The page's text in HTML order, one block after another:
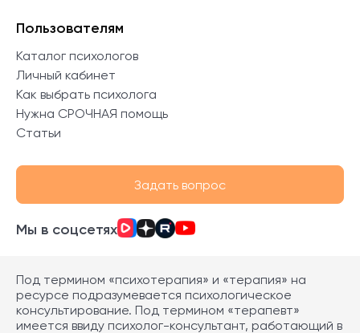
Пользователям
Каталог психологов
Личный кабинет
Как выбрать психолога
Нужна СРОЧНАЯ помощь
Статьи
Задать вопрос
Мы в соцсетях
Под термином «психотерапия» и «терапия» на
ресурсе подразумевается психологическое
консультирование. Под термином «терапевт»
имеется ввиду психолог-консультант, работающий в